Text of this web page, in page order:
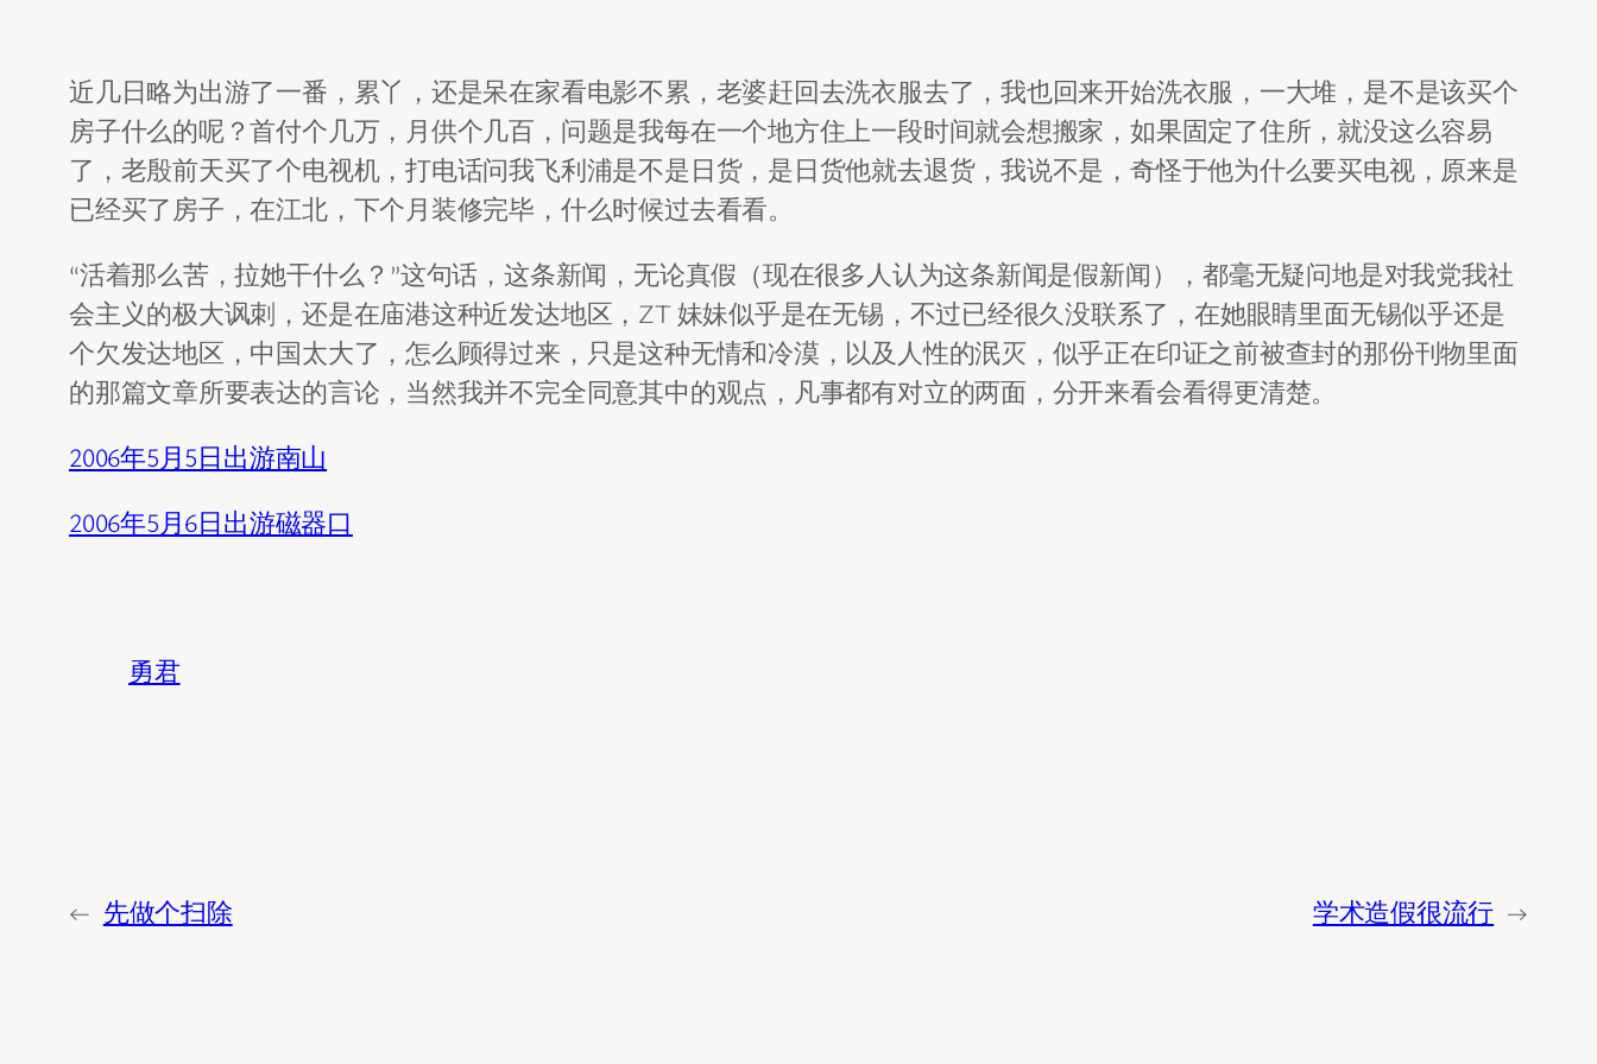
近几日略为出游了一番，累丫，还是呆在家看电影不累，老婆赶回去洗衣服去了，我也回来开始洗衣服，一大堆，是不是该买个
房子什么的呢？首付个几万，月供个几百，问题是我每在一个地方住上一段时间就会想搬家，如果固定了住所，就没这么容易
了，老殷前天买了个电视机，打电话问我飞利浦是不是日货，是日货他就去退货，我说不是，奇怪于他为什么要买电视，原来是
已经买了房子，在江北，下个月装修完毕，什么时候过去看看。
“活着那么苦，拉她干什么？”这句话，这条新闻，无论真假（现在很多人认为这条新闻是假新闻），都毫无疑问地是对我党我社
会主义的极大讽刺，还是在庙港这种近发达地区，ZT 妹妹似乎是在无锡，不过已经很久没联系了，在她眼睛里面无锡似乎还是
个欠发达地区，中国太大了，怎么顾得过来，只是这种无情和冷漠，以及人性的泯灭，似乎正在印证之前被查封的那份刊物里面
的那篇文章所要表达的言论，当然我并不完全同意其中的观点，凡事都有对立的两面，分开来看会看得更清楚。
2006年5月5日出游南山
2006年5月6日出游磁器口
勇君
← 先做个扫除 学术造假很流行 →